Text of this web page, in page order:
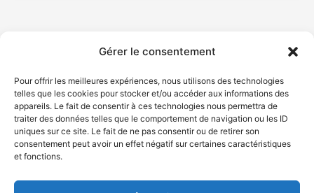
Gérer le consentement
Pour offrir les meilleures expériences, nous utilisons des technologies
telles que les cookies pour stocker et/ou accéder aux informations des
appareils. Le fait de consentir à ces technologies nous permettra de
traiter des données telles que le comportement de navigation ou les ID
uniques sur ce site. Le fait de ne pas consentir ou de retirer son
consentement peut avoir un effet négatif sur certaines caractéristiques
et fonctions.
© Gouvernement du Québec, 2026
Plan du site